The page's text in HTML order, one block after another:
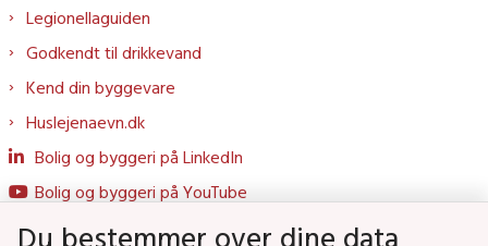
Legionellaguiden
Godkendt til drikkevand
Kend din byggevare
Huslejenaevn.dk
Bolig og byggeri på LinkedIn
Bolig og byggeri på YouTube
Du bestemmer over dine data